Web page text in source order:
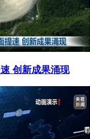
创新成果涌现